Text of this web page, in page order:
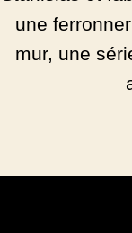
une
mur, une